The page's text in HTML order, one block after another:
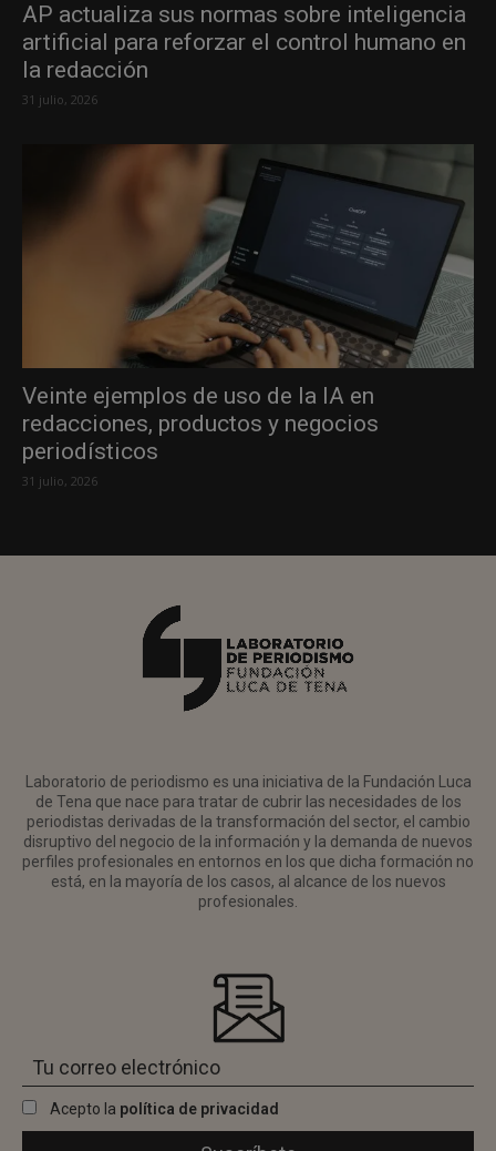
AP actualiza sus normas sobre inteligencia
artificial para reforzar el control humano en
la redacción
31 julio, 2026
Veinte ejemplos de uso de la IA en
redacciones, productos y negocios
periodísticos
31 julio, 2026
Laboratorio de periodismo es una iniciativa de la Fundación Luca
de Tena que nace para tratar de cubrir las necesidades de los
periodistas derivadas de la transformación del sector, el cambio
disruptivo del negocio de la información y la demanda de nuevos
perfiles profesionales en entornos en los que dicha formación no
está, en la mayoría de los casos, al alcance de los nuevos
profesionales.
Acepto la política de privacidad